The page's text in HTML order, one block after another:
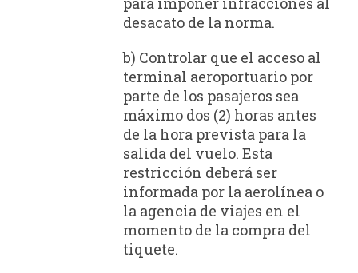
desacato de la norma.
b) Controlar que el acceso al
terminal aeroportuario por
parte de los pasajeros sea
máximo dos (2) horas antes
de la hora prevista para la
salida del vuelo. Esta
restricción deberá ser
informada por la aerolínea o
la agencia de viajes en el
momento de la compra del
tiquete.